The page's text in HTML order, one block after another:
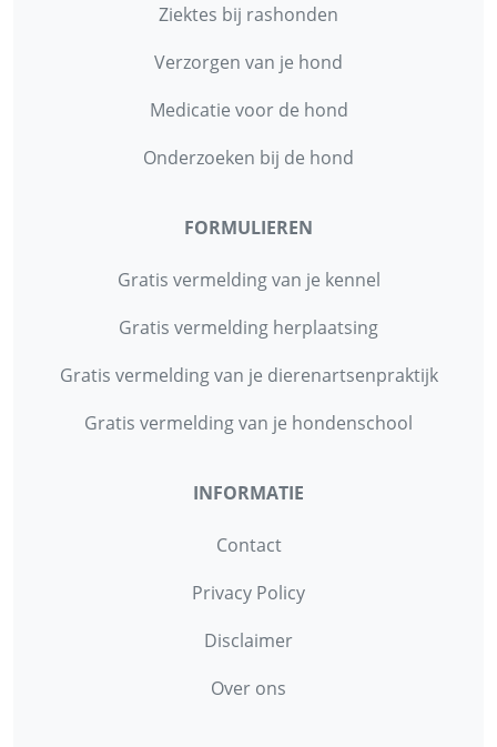
Ziektes bij rashonden
Verzorgen van je hond
Medicatie voor de hond
Onderzoeken bij de hond
FORMULIEREN
Gratis vermelding van je kennel
Gratis vermelding herplaatsing
Gratis vermelding van je dierenartsenpraktijk
Gratis vermelding van je hondenschool
INFORMATIE
Contact
Privacy Policy
Disclaimer
Over ons